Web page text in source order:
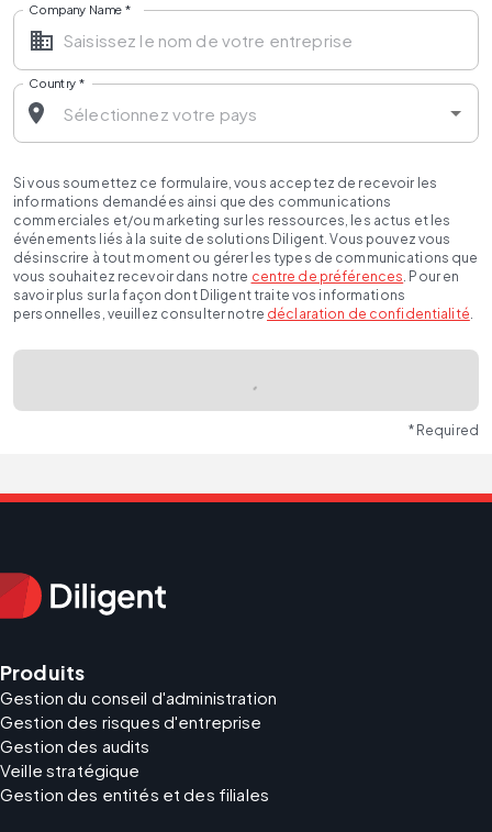
Company Name *
Country *
Si vous soumettez ce formulaire, vous acceptez de recevoir les
informations demandées ainsi que des communications
commerciales et/ou marketing sur les ressources, les actus et les
événements liés à la suite de solutions Diligent. Vous pouvez vous
désinscrire à tout moment ou gérer les types de communications que
vous souhaitez recevoir dans notre centre de préférences. Pour en
savoir plus sur la façon dont Diligent traite vos informations
personnelles, veuillez consulter notre déclaration de confidentialité.
* Required
Produits
Gestion du conseil d'administration
Gestion des risques d'entreprise
Gestion des audits
Veille stratégique
Gestion des entités et des filiales